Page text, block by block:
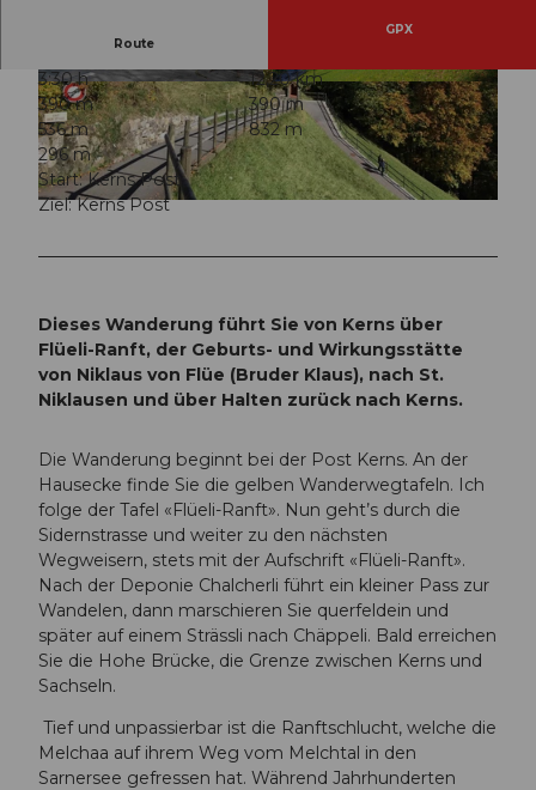
© Obwalden Tourismus, Obwalden Tourismus
© Obwalden Tourismus, Obwalden Tourismus © Obwalden Tourismus, Obwalden Tourismus
Route
GPX
3:30 h
12,20 km
390 m
390 m
536 m
832 m
296 m
Start: Kerns Post
Ziel: Kerns Post
Dieses Wanderung führt Sie von Kerns über
Flüeli-Ranft, der Geburts- und Wirkungsstätte
von Niklaus von Flüe (Bruder Klaus), nach St.
Niklausen und über Halten zurück nach Kerns.
Die Wanderung beginnt bei der Post Kerns. An der
Hausecke finde Sie die gelben Wanderwegtafeln. Ich
folge der Tafel «Flüeli-Ranft». Nun geht’s durch die
Sidernstrasse und weiter zu den nächsten
Wegweisern, stets mit der Aufschrift «Flüeli-Ranft».
Nach der Deponie Chalcherli führt ein kleiner Pass zur
Wandelen, dann marschieren Sie querfeldein und
später auf einem Strässli nach Chäppeli. Bald erreichen
Sie die Hohe Brücke, die Grenze zwischen Kerns und
Sachseln.
Tief und unpassierbar ist die Ranftschlucht, welche die
Melchaa auf ihrem Weg vom Melchtal in den
Sarnersee gefressen hat. Während Jahrhunderten